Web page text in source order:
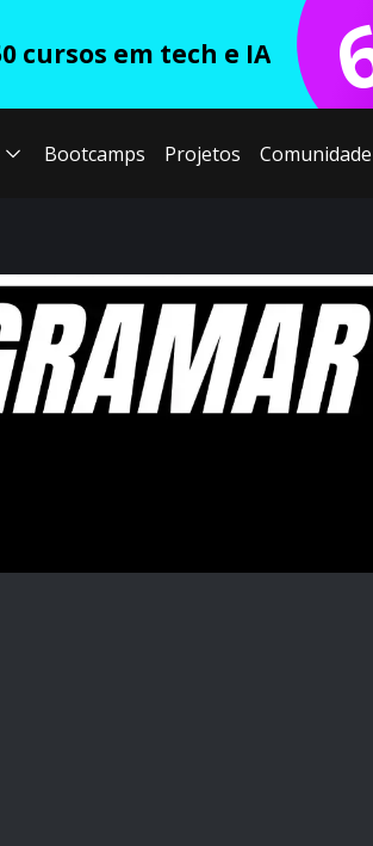
cursos em tech e IA
Bootcamps Projetos Comunidade